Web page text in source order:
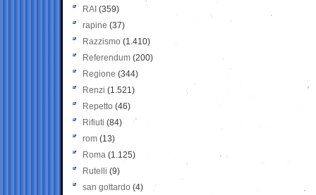
RAI (359)
rapine (37)
Razzismo (1.410)
Referendum (200)
Regione (344)
Renzi (1.521)
Repetto (46)
Rifiuti (84)
rom (13)
Roma (1.125)
Rutelli (9)
san gottardo (4)